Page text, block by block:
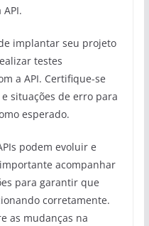
implantar seu projeto
testes
a API. Certifique-se
situações de erro para
esperado.
podem evoluir e
acompanhar
para garantir que
corretamente.
as mudanças na